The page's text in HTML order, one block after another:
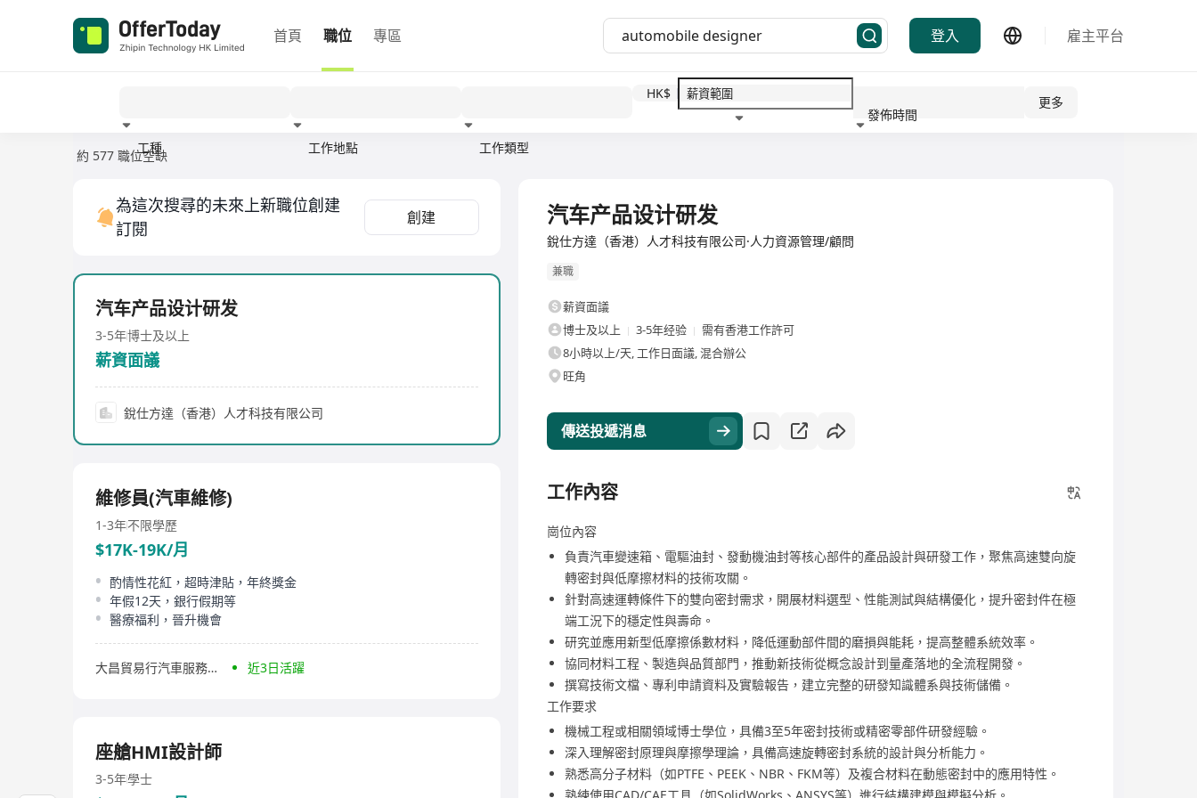
首頁 職位 專區 登入 雇主平台
工種 工作地點 工作類型
HK$
發佈時間
更多
約 577 職位空缺
為這次搜尋的未來上新職位創建
訂閱
創建
汽车产品设计研发
3-5年博士及以上
薪資面議
銳仕方達（香港）人才科技有限公司
維修員(汽車維修)
1-3年不限學歷
$17K-19K/月
酌情性花紅，超時津貼，年終獎金
年假12天，銀行假期等
醫療福利，晉升機會
大昌貿易行汽車服務中心有限公司 近3日活躍
座艙HMI設計師
3-5年學士
汽车产品设计研发
銳仕方達（香港）人才科技有限公司·人力資源管理/顧問
兼職
薪資面議
博士及以上
3-5年经验
需有香港工作許可
8小時以上/天, 工作日面議, 混合辦公
旺角
傳送投遞消息
工作內容
崗位內容
負責汽車變速箱、電驅油封、發動機油封等核心部件的產品設計與研發工作，聚焦高速雙向旋
轉密封與低摩擦材料的技術攻關。
針對高速運轉條件下的雙向密封需求，開展材料選型、性能測試與結構優化，提升密封件在極
端工況下的穩定性與壽命。
研究並應用新型低摩擦係數材料，降低運動部件間的磨損與能耗，提高整體系統效率。
協同材料工程、製造與品質部門，推動新技術從概念設計到量產落地的全流程開發。
撰寫技術文檔、專利申請資料及實驗報告，建立完整的研發知識體系與技術儲備。
工作要求
機械工程或相關領域博士學位，具備3至5年密封技術或精密零部件研發經驗。
深入理解密封原理與摩擦學理論，具備高速旋轉密封系統的設計與分析能力。
熟悉高分子材料（如PTFE、PEEK、NBR、FKM等）及複合材料在動態密封中的應用特性。